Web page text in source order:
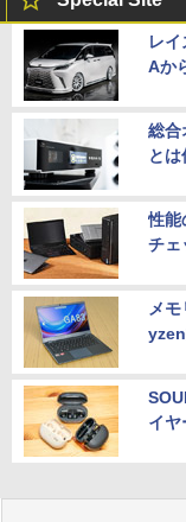
レ
Aか
総合
とは
性能
チェ
メ
イヤ